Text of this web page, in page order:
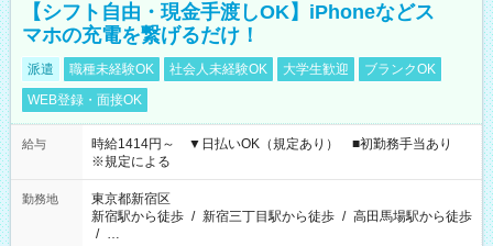
【シフト自由・現金手渡しOK】iPhoneなどス
マホの充電を繋げるだけ！
派遣 職種未経験OK 社会人未経験OK 大学生歓迎
ブランクOK
WEB登録・面接OK
給与
時給1414円～ ▼日払いOK（規定あり） ■初勤務手当あり
※規定による
勤務地
東京都新宿区
新宿駅から徒歩 / 新宿三丁目駅から徒歩 / 高田馬場駅から徒歩
/ …